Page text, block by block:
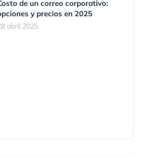
de un correo corporativo:
y precios en 2025
abril 2025